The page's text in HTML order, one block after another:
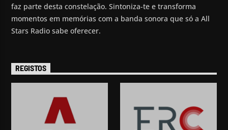
faz parte desta constelação. Sintoniza-te e transforma
momentos em memórias com a banda sonora que só a All
Stars Radio sabe oferecer.
REGISTOS